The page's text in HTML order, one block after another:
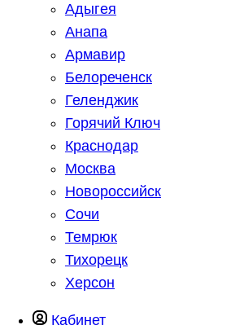
Адыгея
Анапа
Армавир
Белореченск
Геленджик
Горячий Ключ
Краснодар
Москва
Новороссийск
Сочи
Темрюк
Тихорецк
Херсон
Кабинет